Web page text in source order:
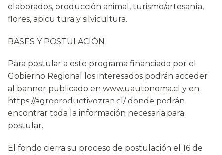
elaborados, producción animal, turismo/artesanía,
flores, apicultura y silvicultura.
BASES Y POSTULACIÓN
Para postular a este programa financiado por el
Gobierno Regional los interesados podrán acceder
al banner publicado en www.uautonoma.cl y en
https://agroproductivozran.cl/donde podrán
encontrar toda la información necesaria para
postular.
El fondo cierra su proceso de postulación el 16 de